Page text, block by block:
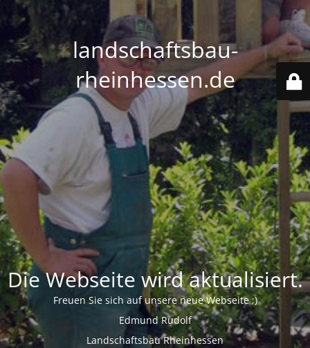
landschaftsbau-
rheinhessen.de
Die Webseite wird aktualisiert.
Freuen Sie sich auf unsere neue Webseite ;)
Edmund Rudolf
Landschaftsbau Rheinhessen